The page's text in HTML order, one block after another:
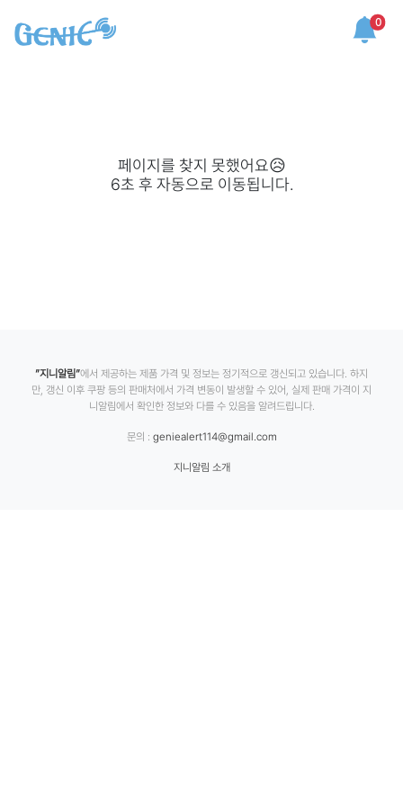
0
페이지를 찾지 못했어요😥
6초 후 자동으로 이동됩니다.
”지니알림”에서 제공하는 제품 가격 및 정보는 정기적으로 갱신되고 있습니다. 하지
만, 갱신 이후 쿠팡 등의 판매처에서 가격 변동이 발생할 수 있어, 실제 판매 가격이 지
니알림에서 확인한 정보와 다를 수 있음을 알려드립니다.
문의 : geniealert114@gmail.com
지니알림 소개